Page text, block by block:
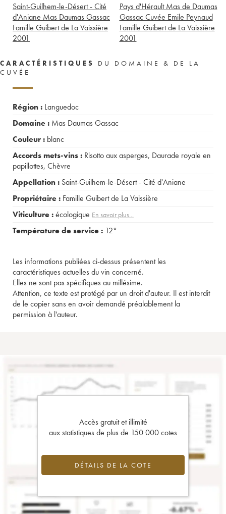
Saint-Guilhem-le-Désert - Cité
d'Aniane Mas Daumas Gassac
Famille Guibert de La Vaissière
2001
Pays d'Hérault Mas de Daumas
Gassac Cuvée Emile Peynaud
Famille Guibert de La Vaissière
2001
CARACTÉRISTIQUES
DU DOMAINE & DE LA
CUVÉE
Région : Languedoc
Domaine : Mas Daumas Gassac
Couleur : blanc
Accords mets-vins : Risotto aux asperges, Daurade royale en
papillottes, Chèvre
Appellation : Saint-Guilhem-le-Désert - Cité d'Aniane
Propriétaire : Famille Guibert de La Vaissière
Viticulture :écologique En savoir plus...
Température de service : 12°
Les informations publiées ci-dessus présentent les
caractéristiques actuelles du vin concerné.
Elles ne sont pas spécifiques au millésime.
Attention, ce texte est protégé par un droit d'auteur. Il est interdit
de le copier sans en avoir demandé préalablement la
permission à l'auteur.
Accès gratuit et illimité
aux statistiques de plus de 150 000 cotes
DÉTAILS DE LA COTE